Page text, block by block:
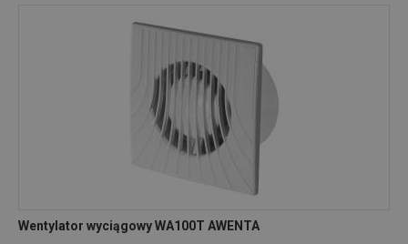
Wentylator wyciągowy WA100T AWENTA